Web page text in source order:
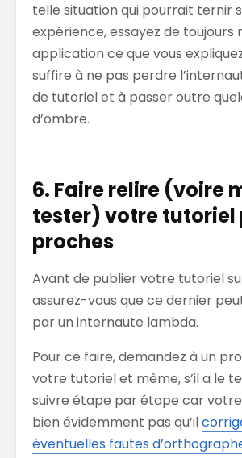
telle situation qui pourrait ternir
expérience, essayez de toujours
application ce que vous
suffire à ne pas perdre
de tutoriel et à passer outre
d’ombre.
6. Faire relire (voire
tester) votre tutoriel
proches
Avant de publier votre tutoriel
assurez-vous que ce dernier
par un internaute lambda.
Pour ce faire, demandez à un
votre tutoriel et même, s’il a le
suivre étape par étape car
bien évidemment pas qu’il
éventuelles fautes